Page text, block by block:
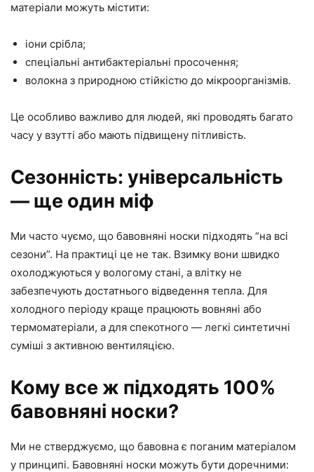
матеріали можуть містити:
іони срібла;
спеціальні антибактеріальні просочення;
волокна з природною стійкістю до мікроорганізмів.
Це особливо важливо для людей, які проводять багато
часу у взутті або мають підвищену пітливість.
Сезонність: універсальність
— ще один міф
Ми часто чуємо, що бавовняні носки підходять “на всі
сезони”. На практиці це не так. Взимку вони швидко
охолоджуються у вологому стані, а влітку не
забезпечують достатнього відведення тепла. Для
холодного періоду краще працюють вовняні або
термоматеріали, а для спекотного — легкі синтетичні
суміші з активною вентиляцією.
Кому все ж підходять 100%
бавовняні носки?
Ми не стверджуємо, що бавовна є поганим матеріалом
у принципі. Бавовняні носки можуть бути доречними: